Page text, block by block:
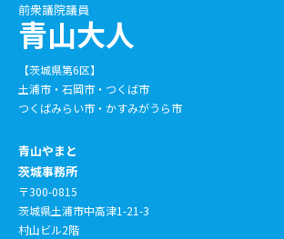
前衆議院議員
青山大人
【茨城県第6区】
土浦市・石岡市・つくば市
つくばみらい市・かすみがうら市
青山やまと
茨城事務所
〒300-0815
茨城県土浦市中高津1-21-3
村山ビル2階